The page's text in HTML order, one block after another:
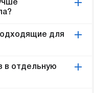
для
в отдельную